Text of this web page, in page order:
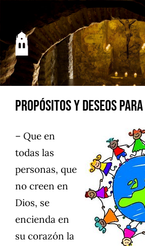
contenido
Propósitos y deseos
– Que en
todas las
personas, que
no creen en
Dios, se
encienda en
su corazón la